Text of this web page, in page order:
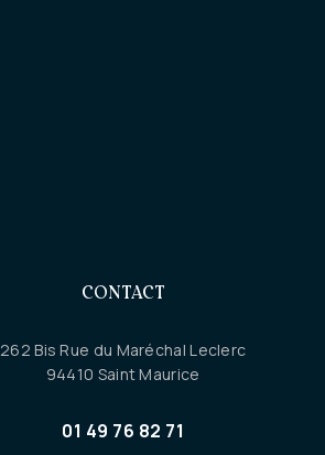
CONTACT
262 Bis Rue du Maréchal Leclerc
94410 Saint Maurice
01 49 76 82 71